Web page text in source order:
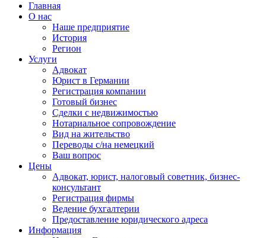
Главная
О нас
Наше предприятие
История
Регион
Услуги
Адвокат
Юрист в Германии
Регистрация компании
Готовый бизнес
Сделки с недвижимостью
Нотариальное сопровождение
Вид на жительство
Переводы с/на немецкий
Ваш вопрос
Цены
Адвокат, юрист, налоговый советник, бизнес-
консультант
Регистрация фирмы
Ведение бухгалтерии
Предоставление юридического адреса
Информация